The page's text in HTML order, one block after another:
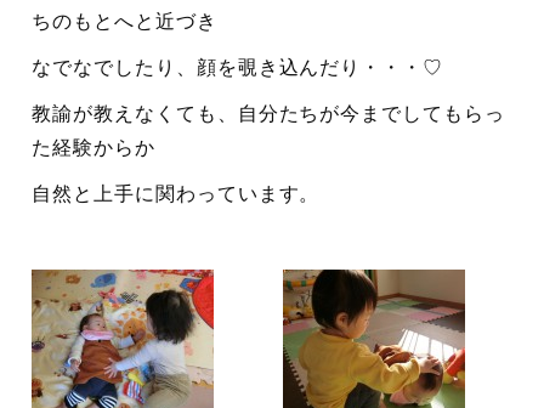
ちのもとへと近づき
なでなでしたり、顔を覗き込んだり・・・♡
教諭が教えなくても、自分たちが今までしてもらっ
た経験からか
自然と上手に関わっています。